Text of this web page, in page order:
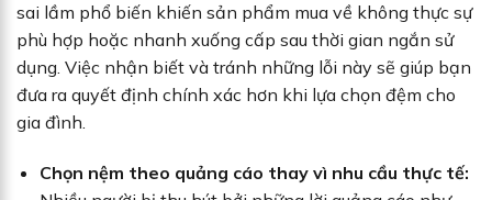
sai lầm phổ biến khiến sản phẩm mua về không thực sự
phù hợp hoặc nhanh xuống cấp sau thời gian ngắn sử
dụng. Việc nhận biết và tránh những lỗi này sẽ giúp bạn
đưa ra quyết định chính xác hơn khi lựa chọn đệm cho
gia đình.
Chọn nệm theo quảng cáo thay vì nhu cầu thực tế: